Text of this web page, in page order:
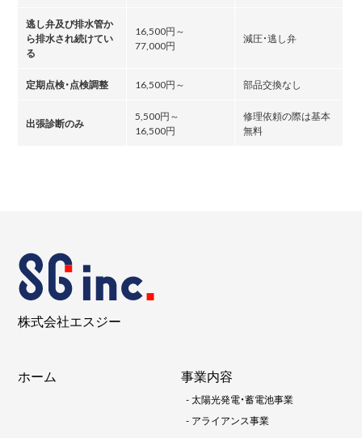
逃し弁及び排水管か
ら排水され続けてい
る
16,500円～
77,000円
減圧・逃し弁
定期点検・点検調整 16,500円～ 部品交換なし
出張診断のみ
5,500円～
16,500円
修理依頼の際は基本
無料
株式会社エスジー
ホーム 事業内容
-太陽光発電・蓄電池事業
- アライアンス事業